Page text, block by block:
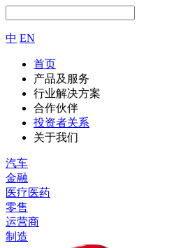
中 EN
首页
产品及服务
行业解决方案
合作伙伴
投资者关系
关于我们
汽车
金融
医疗医药
零售
运营商
制造